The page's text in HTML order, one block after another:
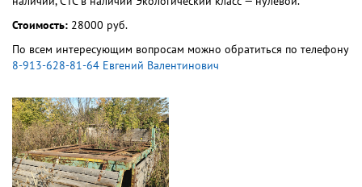
Стоимость: 28000 руб.
По всем интересующим вопросам можно обратиться по телефону
8-913-628-81-64 Евгений Валентинович